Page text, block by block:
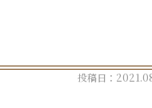
投稿日：